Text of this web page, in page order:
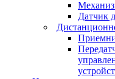
Датчик